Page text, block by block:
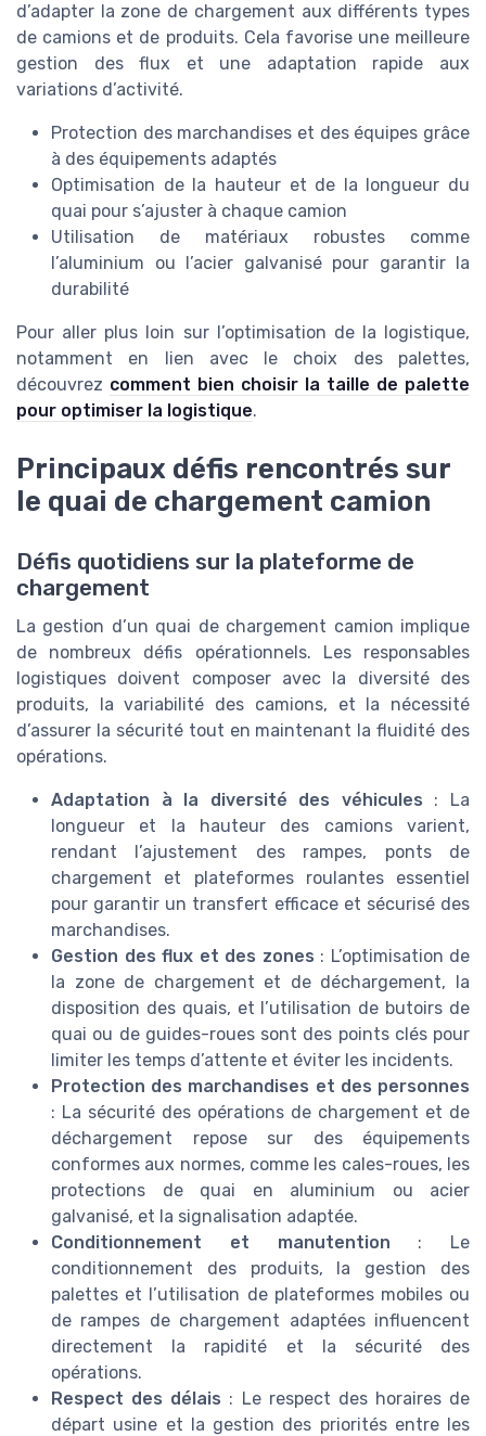
d’adapter la zone de chargement aux différents types
de camions et de produits. Cela favorise une meilleure
gestion des flux et une adaptation rapide aux
variations d’activité.
Protection des marchandises et des équipes grâce
à des équipements adaptés
Optimisation de la hauteur et de la longueur du
quai pour s’ajuster à chaque camion
Utilisation de matériaux robustes comme
l’aluminium ou l’acier galvanisé pour garantir la
durabilité
Pour aller plus loin sur l’optimisation de la logistique,
notamment en lien avec le choix des palettes,
découvrez comment bien choisir la taille de palette
pour optimiser la logistique.
Principaux défis rencontrés sur
le quai de chargement camion
Défis quotidiens sur la plateforme de
chargement
La gestion d’un quai de chargement camion implique
de nombreux défis opérationnels. Les responsables
logistiques doivent composer avec la diversité des
produits, la variabilité des camions, et la nécessité
d’assurer la sécurité tout en maintenant la fluidité des
opérations.
Adaptation à la diversité des véhicules : La
longueur et la hauteur des camions varient,
rendant l’ajustement des rampes, ponts de
chargement et plateformes roulantes essentiel
pour garantir un transfert efficace et sécurisé des
marchandises.
Gestion des flux et des zones : L’optimisation de
la zone de chargement et de déchargement, la
disposition des quais, et l’utilisation de butoirs de
quai ou de guides-roues sont des points clés pour
limiter les temps d’attente et éviter les incidents.
Protection des marchandises et des personnes
: La sécurité des opérations de chargement et de
déchargement repose sur des équipements
conformes aux normes, comme les cales-roues, les
protections de quai en aluminium ou acier
galvanisé, et la signalisation adaptée.
Conditionnement et manutention : Le
conditionnement des produits, la gestion des
palettes et l’utilisation de plateformes mobiles ou
de rampes de chargement adaptées influencent
directement la rapidité et la sécurité des
opérations.
Respect des délais : Le respect des horaires de
départ usine et la gestion des priorités entre les